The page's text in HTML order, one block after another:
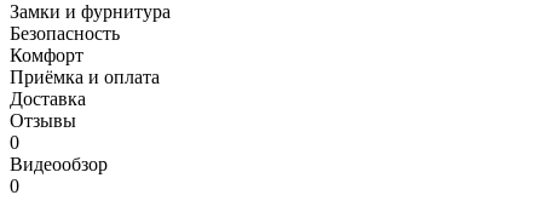
Замки и фурнитура
Безопасность
Комфорт
Приёмка и оплата
Доставка
Отзывы
0
Видеообзор
0